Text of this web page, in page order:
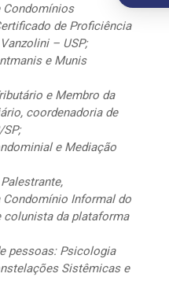
Condomínios
de Proficiência
– USP;
e Munis
e Membro da
coordenadoria de
e Mediação
Condomínio Informal do
colunista da plataforma
pessoas: Psicologia
Sistêmicas e